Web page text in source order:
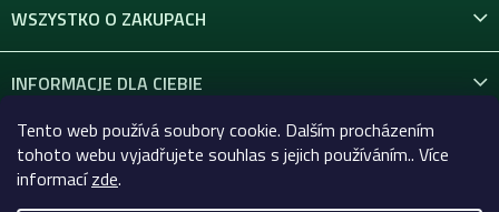
Tento web používá soubory cookie. Dalším procházením
tohoto webu vyjadřujete souhlas s jejich používáním.. Více
informacízde.
WSZYSTKO O ZAKUPACH
INFORMACJE DLA CIEBIE
KONTAKT